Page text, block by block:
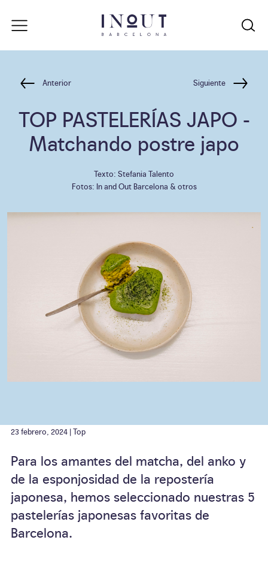
Anterior Siguiente
TOP PASTELERÍAS JAPO -
Matchando postre japo
Texto: Stefania Talento
Fotos: In and Out Barcelona & otros
23 febrero, 2024 |Top
Para los amantes del matcha, del anko y
de la esponjosidad de la repostería
japonesa, hemos seleccionado nuestras 5
pastelerías japonesas favoritas de
Barcelona.